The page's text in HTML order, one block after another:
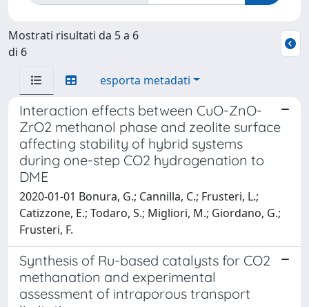
Mostrati risultati da 5 a 6
di 6
esporta metadati
Interaction effects between CuO-ZnO-
ZrO2 methanol phase and zeolite surface
affecting stability of hybrid systems
during one-step CO2 hydrogenation to
DME
2020-01-01 Bonura, G.; Cannilla, C.; Frusteri, L.;
Catizzone, E.; Todaro, S.; Migliori, M.; Giordano, G.;
Frusteri, F.
Synthesis of Ru-based catalysts for CO2
methanation and experimental
assessment of intraporous transport